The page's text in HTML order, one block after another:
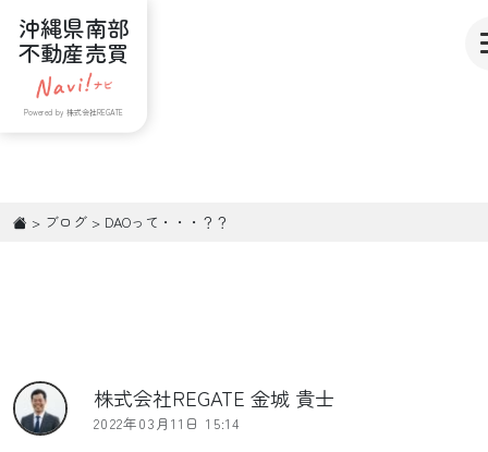
沖縄県南部
不動産売買
Powered by 株式会社REGATE
> ブログ > DAOって・・・？？
株式会社REGATE 金城 貴士
2022年03月11日 15:14